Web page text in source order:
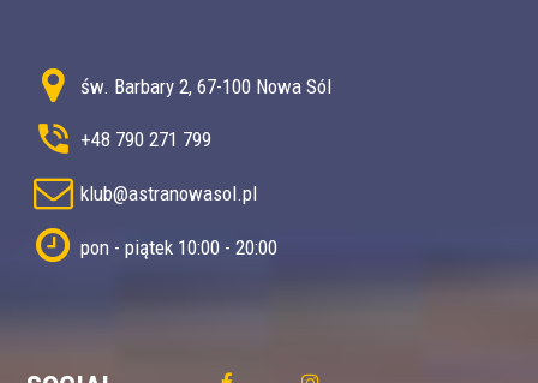
św. Barbary 2, 67-100 Nowa Sól
+48 790 271 799
klub@astranowasol.pl
pon - piątek 10:00 - 20:00